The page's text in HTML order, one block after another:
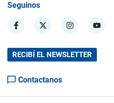
Seguinos
RECIBÍ EL NEWSLETTER
Contactanos